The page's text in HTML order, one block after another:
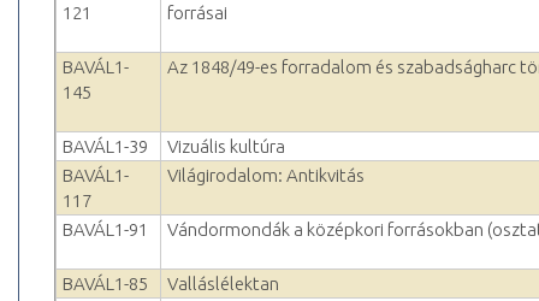
121
forrásai
BAVÁL1-
145
Az 1848/49-es forradalom és szabadságharc
BAVÁL1-39
Vizuális kultúra
BAVÁL1-
117
Világirodalom: Antikvitás
BAVÁL1-91 Vándormondák a középkori forrásokban
BAVÁL1-85
Valláslélektan